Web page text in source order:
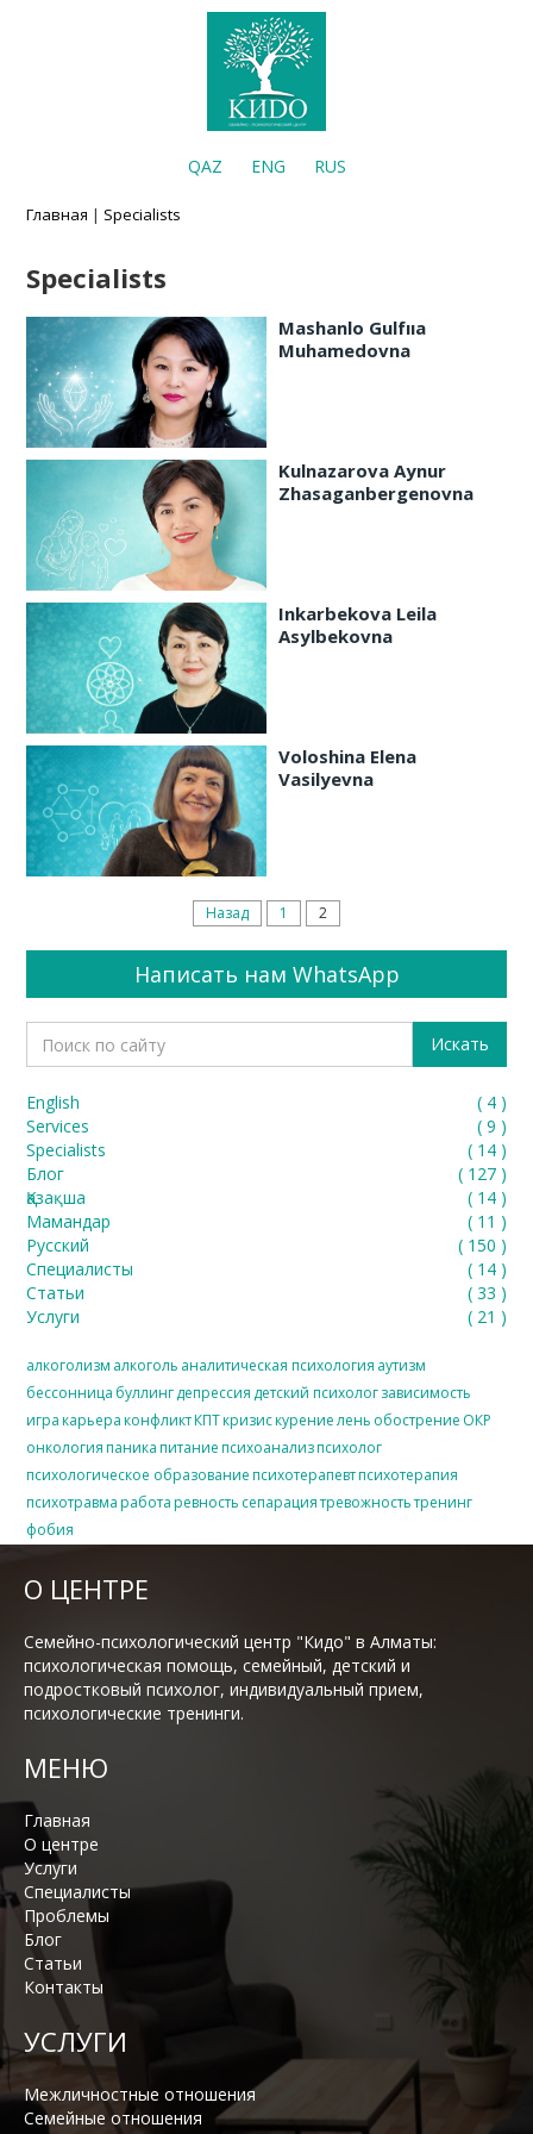
QAZ ENG RUS
Главная | Specialists
Specialists
Mashanlo Gulfııa
Muhamedovna
Kulnazarova Aynur
Zhasaganbergenovna
Inkarbekova Leila
Asylbekovna
Voloshina Elena
Vasilyevna
Назад 1 2
Написать нам WhatsApp
English ( 4)
Services
( 9 )
Specialists
( 14)
Блог
( 127)
Қазақша
( 14)
Мамандар
( 11 )
Русский
( 150 )
Специалисты
( 14)
Статьи
( 33 )
Услуги
( 21 )
алкоголизм алкоголь аналитическая психология аутизм
бессонница буллингдепрессия детский психологзависимость
игра карьера конфликтКПТкризискурение лень обострение ОКР
онкология паника питание психоанализпсихолог
психологическое образование психотерапевтпсихотерапия
психотравма работа ревность сепарация тревожность тренинг
фобия
О ЦЕНТРЕ
Семейно-психологический центр "Кидо" в Алматы:
психологическая помощь, семейный, детский и
подростковый психолог, индивидуальный прием,
психологические тренинги.
МЕНЮ
Главная
О центре
Услуги
Специалисты
Проблемы
Блог
Статьи
Контакты
УСЛУГИ
Межличностные отношения
Семейные отношения